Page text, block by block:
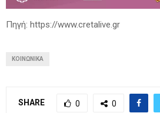
Πηγή: https://www.cretalive.gr
ΚΟΙΝΩΝΙΚΆ
SHARE 0 0